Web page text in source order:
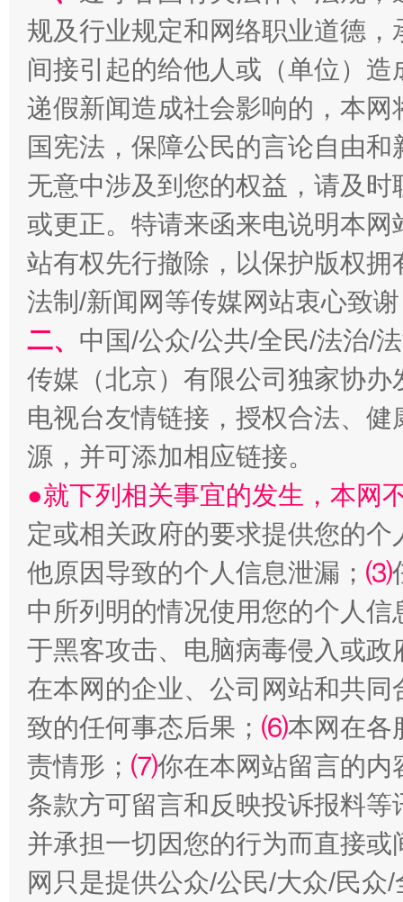
千年窑火 生生不息
揭开“小金库”的免责幌子
受贿1.44亿！段成刚被判无期 从幼
规及行业规定和网络职业道德
间接引起的给他人或（单位）
递假新闻造成社会影响的，本
国宪法，保障公民的言论自由
无意中涉及到您的权益，请及
或更正。特请来函来电说明本
站有权先行撤除，以保护版权
法制/新闻网等传媒网站衷心致
二、 中国/公众/公共/全民/法治/
传媒（北京）有限公司独家协
电视台友情链接，授权合法、
源，并可添加相应链接。
●就下列相关事宜的发生，本网
定或相关政府的要求提供您的个
他原因导致的个人信息泄漏； ⑶
中所列明的情况使用您的个人
于黑客攻击、电脑病毒侵入或
在本网的企业、公司网站和共
致的任何事态后果； ⑹本网在各
责情形； ⑺你在本网站留言的内
条款方可留言和反映投诉报料
并承担一切因您的行为而直接
网只是提供公众/公民/大众/民